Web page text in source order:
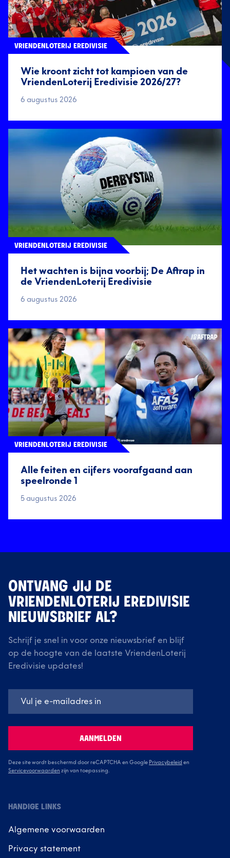
Wie kroont zicht tot kampioen van de
VriendenLoterij Eredivisie 2026/27?
VRIENDENLOTERIJ EREDIVISIE
6 augustus 2026
Het wachten is bijna voorbij; De Aftrap in
de VriendenLoterij Eredivisie
VRIENDENLOTERIJ EREDIVISIE
6 augustus 2026
Alle feiten en cijfers voorafgaand aan
speelronde 1
VRIENDENLOTERIJ EREDIVISIE
5 augustus 2026
ONTVANG JIJ DE
VRIENDENLOTERIJ EREDIVISIE
NIEUWSBRIEF AL?
Schrijf je snel in voor onze nieuwsbrief en blijf
op de hoogte van de laatste VriendenLoterij
Eredivisie updates!
AANMELDEN
Deze site wordt beschermd door reCAPTCHA en Google Privacybeleid en
Servicevoorwaarden zijn van toepassing.
HANDIGE LINKS
Algemene voorwaarden
Privacy statement